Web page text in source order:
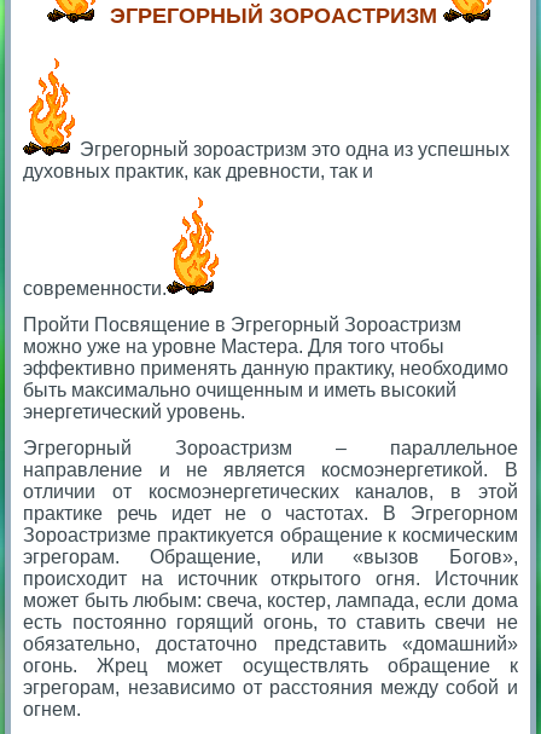
ЭГРЕГОРНЫЙ ЗОРОАСТРИЗМ
Эгрегорный зороастризм это одна из успешных
духовных практик, как древности, так и
современности.
Пройти Посвящение в Эгрегорный Зороастризм
можно уже на уровне Мастера. Для того чтобы
эффективно применять данную практику, необходимо
быть максимально очищенным и иметь высокий
энергетический уровень.
Эгрегорный Зороастризм – параллельное
направление и не является космоэнергетикой.
В
отличии от космоэнергетических каналов, в этой
практике речь идет не о частотах. В Эгрегорном
Зороастризме практикуется обращение к космическим
эгрегорам. Обращение, или «вызов Богов»,
происходит на источник открытого огня. Источник
может быть любым: свеча, костер, лампада, если дома
есть постоянно горящий огонь, то ставить свечи не
обязательно, достаточно представить «домашний»
огонь. Жрец может осуществлять обращение к
эгрегорам, независимо от расстояния между собой и
огнем.